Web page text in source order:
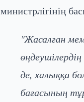
министрлігінің
"Жасалған
де, халыққа
бағасының